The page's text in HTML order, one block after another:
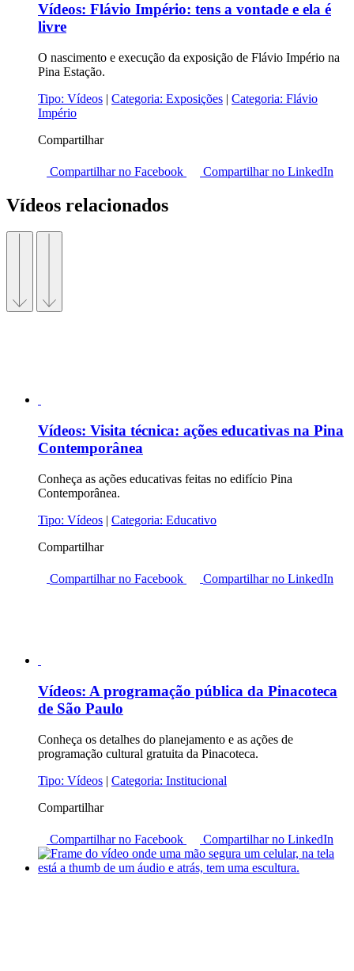
Vídeos: Flávio Império: tens a vontade e ela é
livre
O nascimento e execução da exposição de Flávio Império na
Pina Estação.
Tipo: Vídeos | Categoria: Exposições | Categoria: Flávio
Império
Compartilhar
Compartilhar no Facebook Compartilhar no LinkedIn
Vídeos relacionados
Vídeos: Visita técnica: ações educativas na Pina
Contemporânea
Conheça as ações educativas feitas no edifício Pina
Contemporânea.
Tipo: Vídeos | Categoria: Educativo
Compartilhar
Compartilhar no Facebook Compartilhar no LinkedIn
Vídeos: A programação pública da Pinacoteca
de São Paulo
Conheça os detalhes do planejamento e as ações de
programação cultural gratuita da Pinacoteca.
Tipo: Vídeos | Categoria: Institucional
Compartilhar
Compartilhar no Facebook Compartilhar no LinkedIn